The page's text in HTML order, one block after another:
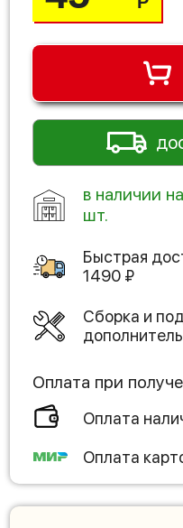
в наличии
шт.
Быстрая
1490 ₽
Сборка и
Оплата при
Оплата
Оплата